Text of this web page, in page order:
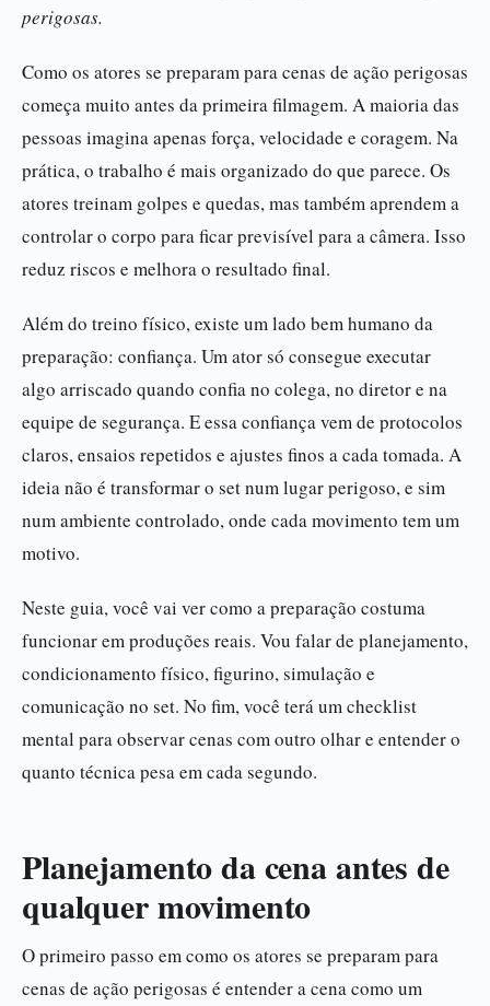
perigosas.
Como os atores se preparam para cenas de ação perigosas
começa muito antes da primeira filmagem. A maioria das
pessoas imagina apenas força, velocidade e coragem. Na
prática, o trabalho é mais organizado do que parece. Os
atores treinam golpes e quedas, mas também aprendem a
controlar o corpo para ficar previsível para a câmera. Isso
reduz riscos e melhora o resultado final.
Além do treino físico, existe um lado bem humano da
preparação: confiança. Um ator só consegue executar
algo arriscado quando confia no colega, no diretor e na
equipe de segurança. E essa confiança vem de protocolos
claros, ensaios repetidos e ajustes finos a cada tomada. A
ideia não é transformar o set num lugar perigoso, e sim
num ambiente controlado, onde cada movimento tem um
motivo.
Neste guia, você vai ver como a preparação costuma
funcionar em produções reais. Vou falar de planejamento,
condicionamento físico, figurino, simulação e
comunicação no set. No fim, você terá um checklist
mental para observar cenas com outro olhar e entender o
quanto técnica pesa em cada segundo.
Planejamento da cena antes de
qualquer movimento
O primeiro passo em como os atores se preparam para
cenas de ação perigosas é entender a cena como um